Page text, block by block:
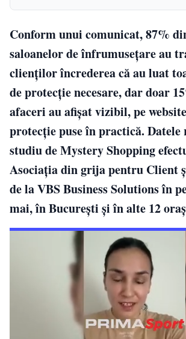
Conform unui comunicat, 87%
saloanelor de înfrumusețare au
clienților încrederea că au luat
de protecție necesare, dar doar
afaceri au afișat vizibil, pe
protecție puse în practică.
studiu de Mystery Shopping
Asociația din grija pentru Client
de la VBS Business Solutions în
mai, în București și în alte 12